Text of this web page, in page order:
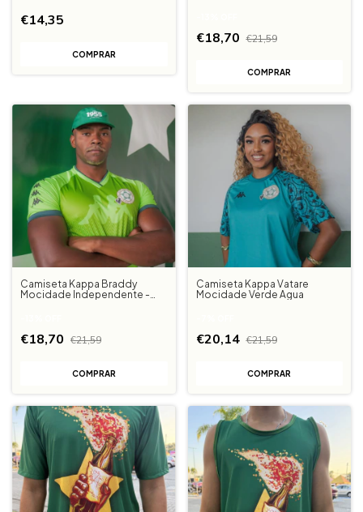
€14,35
COMPRAR
€18,70 €21,59
COMPRAR
Camiseta Kappa Braddy
Mocidade Independente -
€18,70 €21,59
COMPRAR
Camiseta Kappa Vatare
Mocidade Verde Agua
€20,14 €21,59
COMPRAR